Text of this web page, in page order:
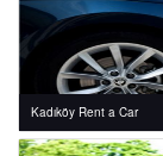
Kadıköy Rent a Car